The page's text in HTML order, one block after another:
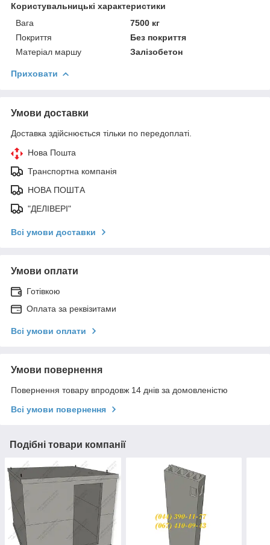
Користувальницькі характеристики
Вага
7500 кг
Покриття
Без покриття
Матеріал маршу
Залізобетон
Приховати
Умови доставки
Доставка здійснюється тільки по передоплаті.
Нова Пошта
Транспортна компанія
НОВА ПОШТА
"ДЕЛІВЕРІ"
Всі умови доставки
Умови оплати
Готівкою
Оплата за реквізитами
Всі умови оплати
Умови повернення
Повернення товару впродовж 14 днів за домовленістю
Всі умови повернення
Подібні товари компанії